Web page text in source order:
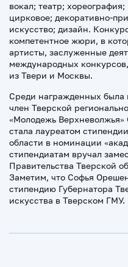
вокал; театр;
цирковое; декоративно-
искусство; дизайн.
компетентное жюри, в
артисты, заслуженные
международных
из Твери и Москвы.
Среди награжденных была
член Тверской
«Молодежь
стала лауреатом
области в номинации
стипендиатам вручал
Правительства Тверской
Заметим, что Софья
стипендию Губернатора
искусства в Тверском ГМУ.